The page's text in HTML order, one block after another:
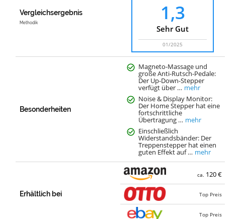
Vergleichsergebnis
Methodik 1,3
Sehr Gut
01/2025
Besonderheiten
Magneto-Massage und
große Anti-Rutsch-Pedale:
Der Up-Down-Stepper
verfügt über … mehr
Noise & Display Monitor:
Der Home Stepper hat eine
fortschrittliche
Übertragung … mehr
Einschließlich
Widerstandsbänder: Der
Treppenstepper hat einen
guten Effekt auf … mehr
Erhältlich bei
ca. 120 €
Top Preis
Top Preis